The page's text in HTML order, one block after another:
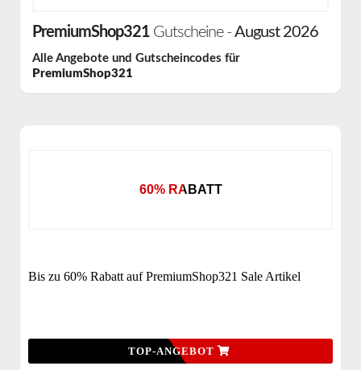
PremiumShop321 Gutscheine - August 2026
Alle Angebote und Gutscheincodes für
PremiumShop321
60% RABATT
Bis zu 60% Rabatt auf PremiumShop321 Sale Artikel
TOP-ANGEBOT